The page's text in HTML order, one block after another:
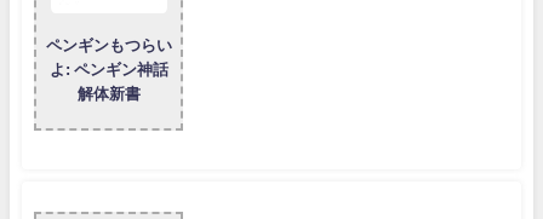
ペンギンもつらい
よ: ペンギン神話
解体新書